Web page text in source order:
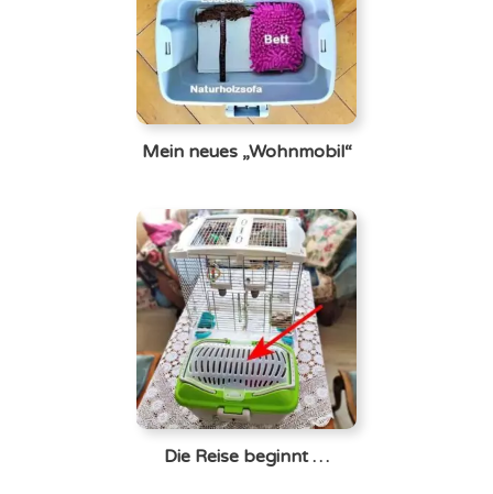
Mein neues „Wohnmobil“
Die Reise beginnt …